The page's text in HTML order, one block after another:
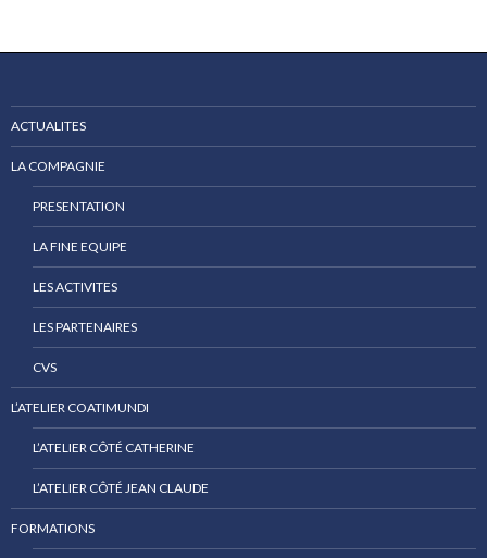
ACTUALITES
LA COMPAGNIE
PRESENTATION
LA FINE EQUIPE
LES ACTIVITES
LES PARTENAIRES
CVS
L’ATELIER COATIMUNDI
L’ATELIER CÔTÉ CATHERINE
L’ATELIER CÔTÉ JEAN CLAUDE
FORMATIONS